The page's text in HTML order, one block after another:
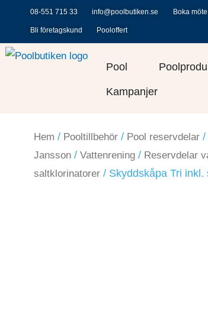
innehåll
08-551 715 33 info@poolbutiken.se Boka möte
Bli företagskund Pooloffert
Pool Öppna Pool
Kampanjer
Hem / Pooltillbehör/ Pool reservdelar/
Jansson/ Vattenrening/ Reservdelar
saltklorinatorer/ Skyddskåpa Tri inkl.